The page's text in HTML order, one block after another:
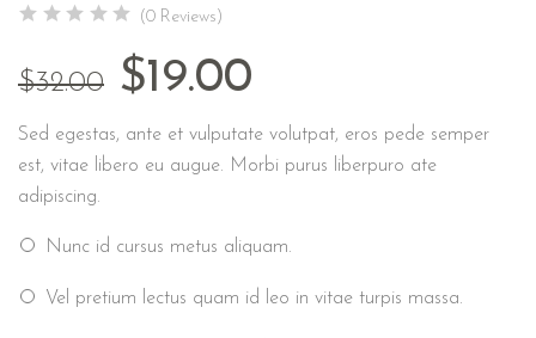
(0 Reviews)
$32.00 $19.00
Sed egestas, ante et vulputate volutpat, eros pede semper
est, vitae libero eu augue. Morbi purus liberpuro ate
adipiscing.
Nunc id cursus metus aliquam.
Vel pretium lectus quam id leo in vitae turpis massa.